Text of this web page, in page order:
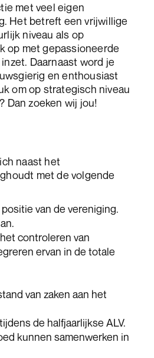
met veel eigen
Het betreft een vrijwillige
niveau als op
op met gepassioneerde
Daarnaast word je
en enthousiast
om op strategisch niveau
Dan zoeken wij jou!
naast het
met de volgende
van de vereniging.
controleren van
ervan in de totale
van zaken aan het
de halfjaarlijkse ALV.
kunnen samenwerken in